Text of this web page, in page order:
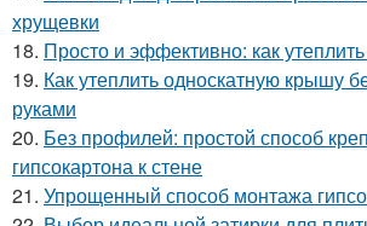
хрущевки
18. Просто и эффективно: как
19. Как утеплить односкатную крышу
руками
20. Без профилей: простой способ
гипсокартона к стене
21. Упрощенный способ монтажа